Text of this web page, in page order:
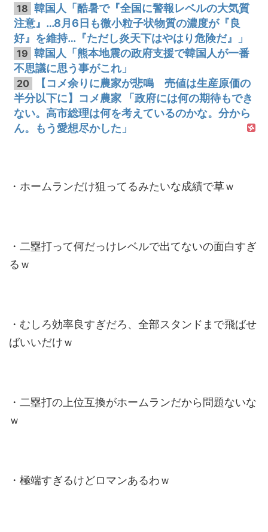
18 韓国人「酷暑で『全国に警報レベルの大気質
注意』…8月6日も微小粒子状物質の濃度が『良
好』を維持…『ただし炎天下はやはり危険だ』」
19 韓国人「熊本地震の政府支援で韓国人が一番
不思議に思う事がこれ」
20
【コメ余りに農家が悲鳴 売値は生産原価の
半分以下に】コメ農家 「政府には何の期待もでき
ない。高市総理は何を考えているのかな。分から
ん。もう愛想尽かした」
・ホームランだけ狙ってるみたいな成績で草ｗ
・二塁打って何だっけレベルで出てないの面白すぎ
るｗ
・むしろ効率良すぎだろ、全部スタンドまで飛ばせ
ばいいだけｗ
・二塁打の上位互換がホームランだから問題ないな
ｗ
・極端すぎるけどロマンあるわｗ